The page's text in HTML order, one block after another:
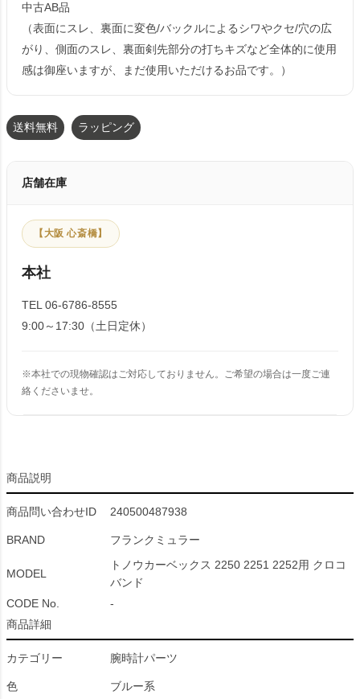
中古AB品
（表面にスレ、裏面に変色/バックルによるシワやクセ/穴の広
がり、側面のスレ、裏面剣先部分の打ちキズなど全体的に使用
感は御座いますが、まだ使用いただけるお品です。）
送料無料 ラッピング
店舗在庫
【大阪 心斎橋】
本社
TEL 06-6786-8555
9:00～17:30（土日定休）
※本社での現物確認はご対応しておりません。ご希望の場合は一度ご連
絡くださいませ。
商品説明
商品問い合わせID 240500487938
BRAND フランクミュラー
MODEL
トノウカーベックス 2250 2251 2252用 クロコ
バンド
CODE No.
-
商品詳細
カテゴリー 腕時計パーツ
色 ブルー系